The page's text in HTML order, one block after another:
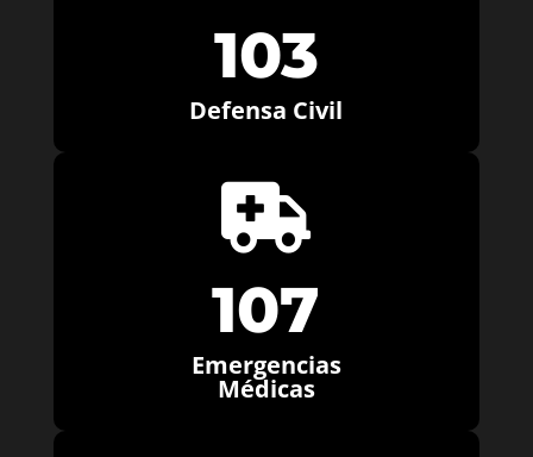
103
Defensa Civil

107
Emergencias
Médicas